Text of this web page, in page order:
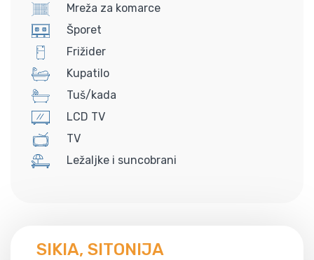
Mreža za komarce
Šporet
Frižider
Kupatilo
Tuš/kada
LCD TV
TV
Ležaljke i suncobrani
SIKIA, SITONIJA